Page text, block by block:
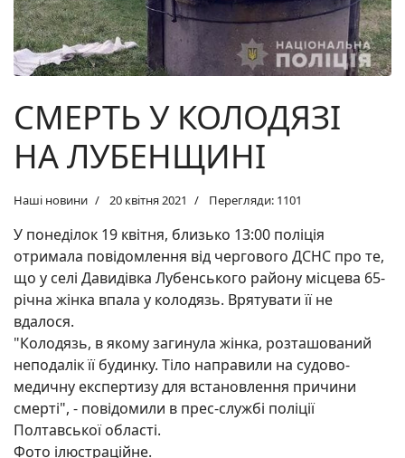
СМЕРТЬ У КОЛОДЯЗІ
НА ЛУБЕНЩИНІ
Наші новини 20 квітня 2021 Перегляди: 1101
У понеділок 19 квітня, близько 13:00 поліція
отримала повідомлення від чергового ДСНС про те,
що у селі Давидівка Лубенського району місцева 65-
річна жінка впала у колодязь. Врятувати її не
вдалося.
"Колодязь, в якому загинула жінка, розташований
неподалік її будинку. Тіло направили на судово-
медичну експертизу для встановлення причини
смерті", - повідомили в прес-службі поліції
Полтавської області.
Фото ілюстраційне.